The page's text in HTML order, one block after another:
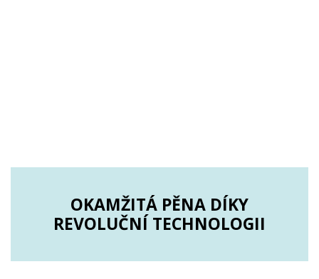
OKAMŽITÁ PĚNA DÍKY
REVOLUČNÍ TECHNOLOGII